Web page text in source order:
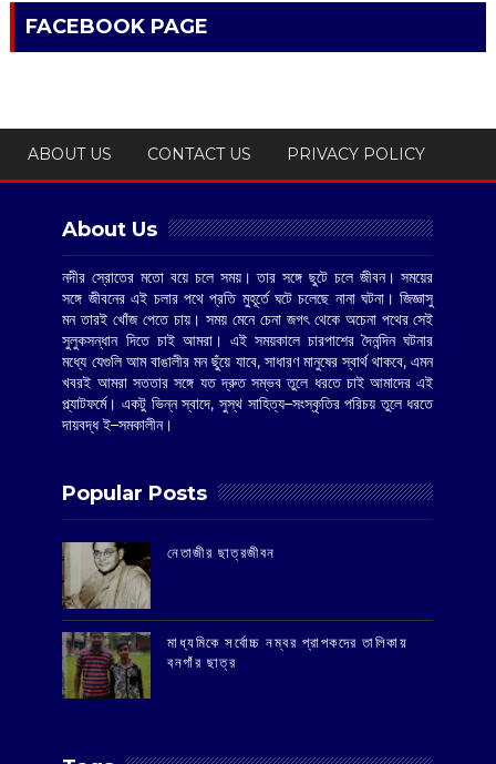
FACEBOOK PAGE
ABOUT US CONTACT US PRIVACY POLICY
About Us
নদীর স্রোতের মতো বয়ে চলে সময়। তার সঙ্গে ছুটে চলে জীবন। সময়ের
সঙ্গে জীবনের এই চলার পথে প্রতি মুহূর্তে ঘটে চলেছে নানা ঘটনা। জিজ্ঞাসু
মন তারই খোঁজ পেতে চায়। সময় মেনে চেনা জগৎ থেকে অচেনা পথের সেই
সুলুকসন্ধান দিতে চাই আমরা। এই সময়কালে চারপাশের দৈনন্দিন ঘটনার
মধ্যে যেগুলি আম বাঙালীর মন ছুঁয়ে যাবে, সাধারণ মানুষের স্বার্থ থাকবে, এমন
খবরই আমরা সততার সঙ্গে যত দ্রুত সম্ভব তুলে ধরতে চাই আমাদের এই
প্ল্যাটফর্মে। একটু ভিন্ন স্বাদে, সুস্থ সাহিত্য–সংস্কৃতির পরিচয় তুলে ধরতে
দায়বদ্ধ ই–সমকালীন।
Popular Posts
‌নেতাজীর ছাত্রজীবন
মাধ্যমিকে সর্বোচ্চ নম্বর প্রাপকদের তালিকায়
বনগাঁর ছাত্র